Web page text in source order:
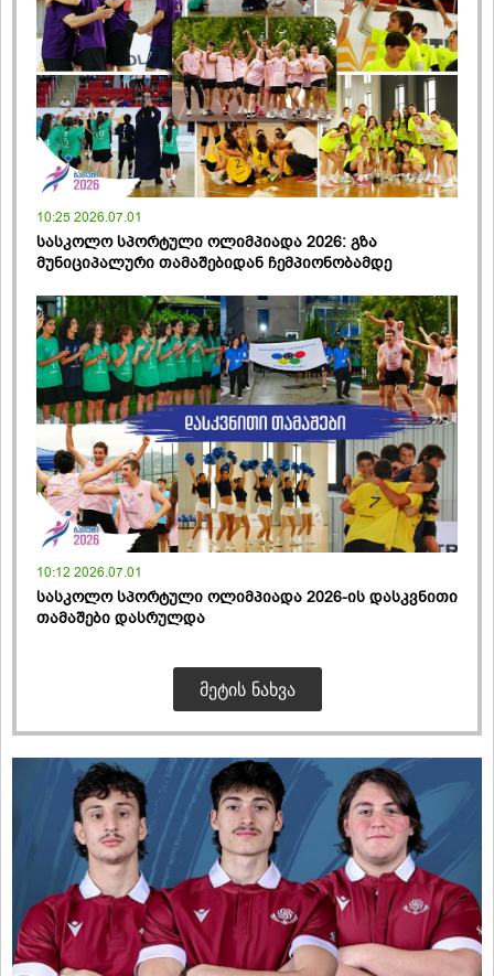
10:25 2026.07.01
სასკოლო სპორტული ოლიმპიადა 2026: გზა
მუნიციპალური თამაშებიდან ჩემპიონობამდე
10:12 2026.07.01
სასკოლო სპორტული ოლიმპიადა 2026-ის დასკვნითი
თამაშები დასრულდა
ᲛᲔᲢᲘᲡ ᲜᲐᲮᲕᲐ